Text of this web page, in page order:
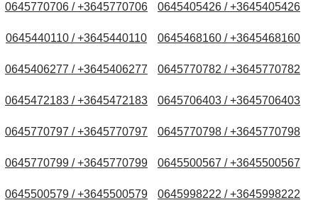
0645770706 / +3645770706 0645405426 / +3645405426
0645440110 / +3645440110 0645468160 / +3645468160
0645406277 / +3645406277 0645770782 / +3645770782
0645472183 / +3645472183 0645706403 / +3645706403
0645770797 / +3645770797 0645770798 / +3645770798
0645770799 / +3645770799 0645500567 / +3645500567
0645500579 / +3645500579 0645998222 / +3645998222